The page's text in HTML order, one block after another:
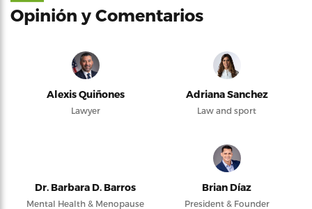
Opinión y Comentarios
Alexis Quiñones
Lawyer
Adriana Sanchez
Law and sport
Dr. Barbara D. Barros
Mental Health & Menopause
Brian Díaz
President & Founder